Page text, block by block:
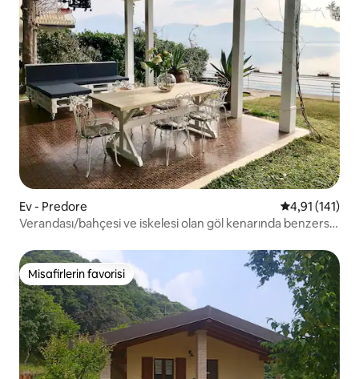
Ev - Predore 5 üzerinden
4,91 (141)
Verandası/bahçesi ve iskelesi olan göl kenarında benzersiz
Misafirlerin favorisi
Misafirlerin favorisi